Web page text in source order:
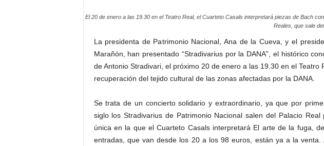
El 20 de enero a las 19.30 en el Teatro Real, el Cuarteto Casals interpretará piezas de Bach
Reales, que sale
La presidenta de Patrimonio Nacional, Ana de la Cueva, y el
Marañón, han presentado “Stradivarius por la DANA”, el histórico
de Antonio Stradivari, el próximo 20 de enero a las 19.30 en el Teatro
recuperación del tejido cultural de las zonas afectadas por la DANA.
Se trata de un concierto solidario y extraordinario, ya que por
siglo los Stradivarius de Patrimonio Nacional salen del Palacio
única en la que el Cuarteto Casals interpretará El arte de la fuga,
entradas, que van desde los 20 a los 98 euros, están ya a la venta.